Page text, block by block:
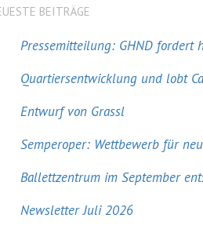
BEITRÄGE
Pressemitteilung: GHND fordert
Quartiersentwicklung und lobt
Entwurf von Grassl
Semperoper: Wettbewerb für
Ballettzentrum im September
Newsletter Juli 2026